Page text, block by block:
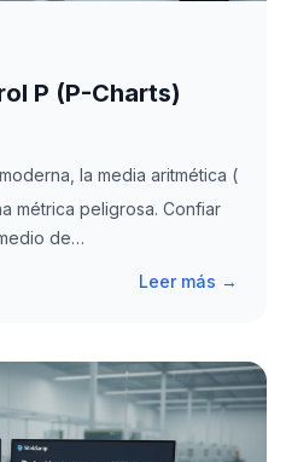
P (P-Charts)
la media aritmética (
métrica peligrosa. Confiar
de…
Leer más →